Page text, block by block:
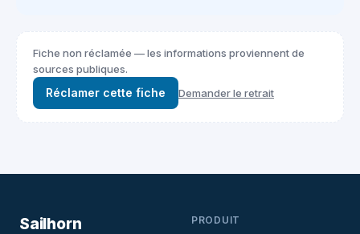
Fiche non réclamée — les informations proviennent de
sources publiques.
Réclamer cette fiche Demander le retrait
Sailhorn PRODUIT